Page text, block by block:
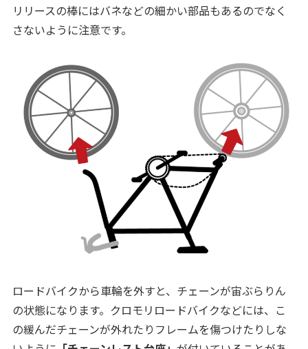
リリースの棒にはバネなどの細かい部品もあるのでなく
さないように注意です。
ロードバイクから車輪を外すと、チェーンが宙ぶらりん
の状態になります。クロモリロードバイクなどには、こ
の緩んだチェーンが外れたりフレームを傷つけたりしな